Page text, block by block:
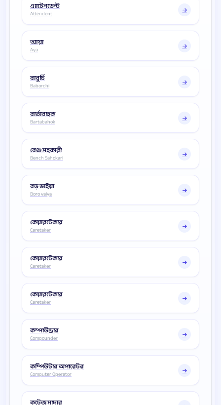
এ্যাটেনডেন্ট
Attendent
আয়া
Aya
বাবুর্চি
Baborchi
বার্তাবাহক
Bartabahok
বেঞ্চ সহকারী
Bench Sahokari
বড় ভাইয়া
Boro vaiya
কেয়ারটেকার
Caretaker
কেয়ারটেকার
Caretaker
কেয়ারটেকার
Caretaker
কম্পাউন্ডার
Compounder
কম্পিউটার অপারেটর
Computer Operator